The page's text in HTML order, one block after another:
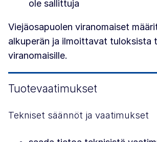
ole sallittuja
Viejäosapuolen viranomaiset
alkuperän ja ilmoittavat tuloksista
viranomaisille.
Tuotevaatimukset
Tekniset säännöt ja vaatimukset